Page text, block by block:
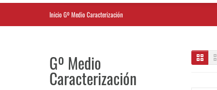
Inicio Gº Medio Caracterización
Gº Medio
Caracterización